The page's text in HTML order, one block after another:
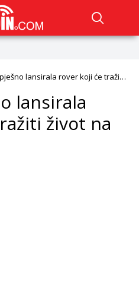
lansirala rover koji će tražiti
lansirala
život na